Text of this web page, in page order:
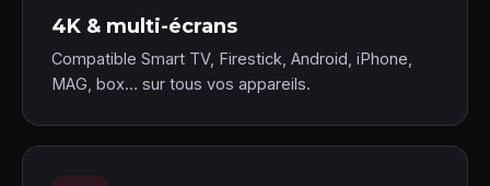
4K & multi-écrans
Compatible Smart TV, Firestick, Android, iPhone,
MAG, box… sur tous vos appareils.